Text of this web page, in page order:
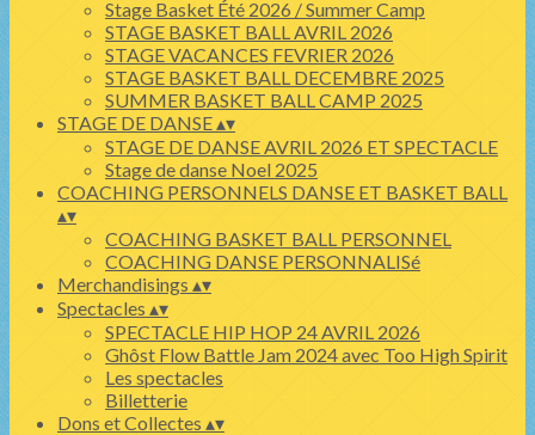
Stage Basket Été 2026 / Summer Camp
STAGE BASKET BALL AVRIL 2026
STAGE VACANCES FEVRIER 2026
STAGE BASKET BALL DECEMBRE 2025
SUMMER BASKET BALL CAMP 2025
STAGE DE DANSE▴▾
STAGE DE DANSE AVRIL 2026 ET SPECTACLE
Stage de danse Noel 2025
COACHING PERSONNELS DANSE ET BASKET BALL
▴▾
COACHING BASKET BALL PERSONNEL
COACHING DANSE PERSONNALISé
Merchandisings ▴▾
Spectacles ▴▾
SPECTACLE HIP HOP 24 AVRIL 2026
Ghôst Flow Battle Jam 2024 avec Too High Spirit
Les spectacles
Billetterie
Dons et Collectes ▴▾